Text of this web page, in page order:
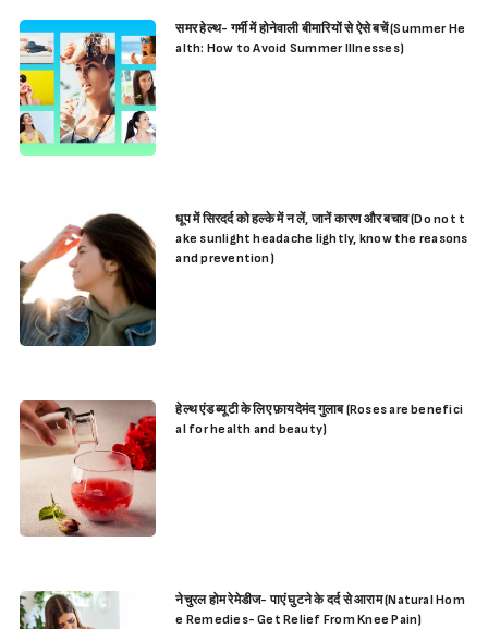
समर हेल्थ- गर्मी में होनेवाली बीमारियों से ऐसे बचें (Summer He
alth: How to Avoid Summer Illnesses)
धूप में सिरदर्द को हल्के में न लें, जानें कारण और बचाव (Do not t
ake sunlight headache lightly, know the reasons
and prevention)
हेल्थ एंड ब्यूटी के लिए फ़ायदेमंद गुलाब (Roses are benefici
al for health and beauty)
नेचुरल होम रेमेडीज- पाएं घुटने के दर्द से आराम (Natural Hom
e Remedies- Get Relief From Knee Pain)